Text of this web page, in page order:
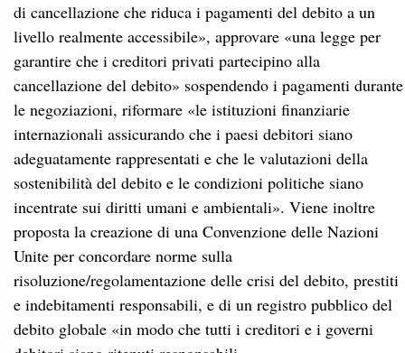
di cancellazione che riduca i pagamenti del debito a un
livello realmente accessibile», approvare «una legge per
garantire che i creditori privati ​​partecipino alla
cancellazione del debito» sospendendo i pagamenti ​​durante
le negoziazioni, riformare «le istituzioni finanziarie
internazionali assicurando che i paesi debitori siano
adeguatamente rappresentati e che le valutazioni della
sostenibilità del debito e le condizioni politiche siano
incentrate sui diritti umani e ambientali». Viene inoltre
proposta la creazione di una Convenzione delle Nazioni
Unite per concordare norme sulla
risoluzione/regolamentazione delle crisi del debito, prestiti
e indebitamenti responsabili, e di un registro pubblico del
debito globale «in modo che tutti i creditori e i governi